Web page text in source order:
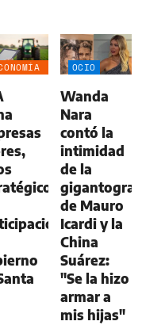
OCIO
Wanda
Nara
contó la
intimidad
de la
de Mauro
Icardi y la
China
Suárez:
"Se la hizo
armar a
mis hijas"